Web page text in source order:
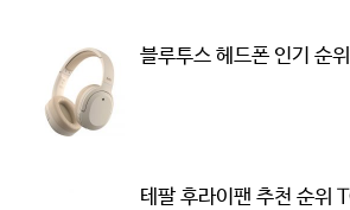
블루투스 헤드폰 인기 순
테팔 후라이팬 추천 순위